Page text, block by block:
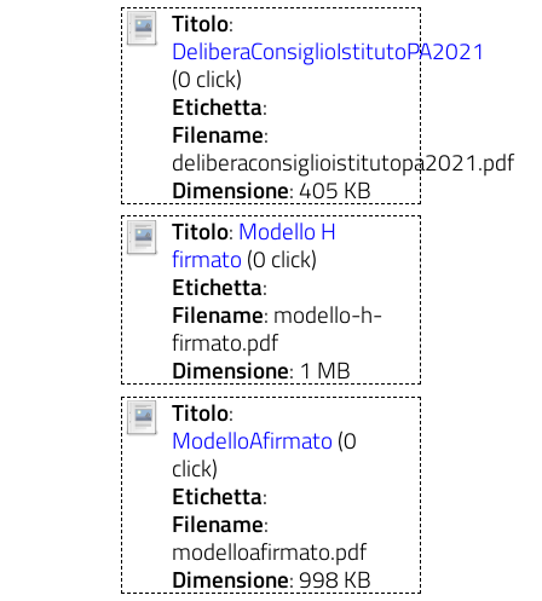
Titolo:
DeliberaConsiglioIstitutoPA2021
(0 click)
Etichetta:
Filename:
deliberaconsiglioistitutopa2021.pdf
Dimensione: 405 KB
Titolo: Modello H
firmato (0 click)
Etichetta:
Filename: modello-h-
firmato.pdf
Dimensione: 1 MB
Titolo:
ModelloAfirmato (0
click)
Etichetta:
Filename:
modelloafirmato.pdf
Dimensione: 998 KB